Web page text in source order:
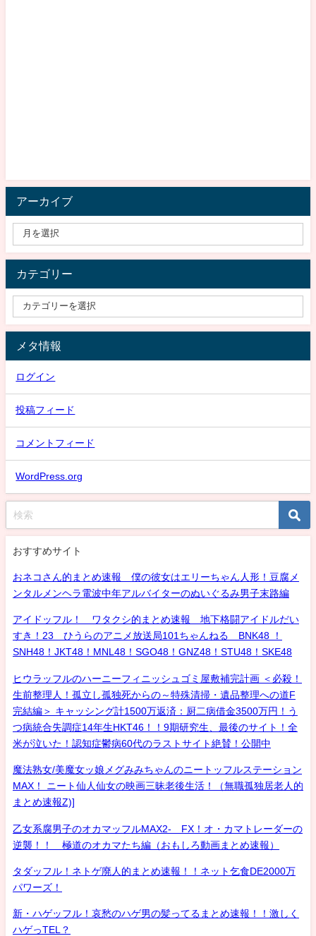
アーカイブ
カテゴリー
メタ情報
ログイン
投稿フィード
コメントフィード
WordPress.org
おすすめサイト
おネコさん的まとめ速報 僕の彼女はエリーちゃん人形！豆腐メ
ンタルメンヘラ電波中年アルバイターのぬいぐるみ男子末路編
アイドッフル！ ワタクシ的まとめ速報 地下格闘アイドルだい
すき！23 ひうらのアニメ放送局101ちゃんねる BNK48 ！
SNH48！JKT48！MNL48！SGO48！GNZ48！STU48！SKE48
ヒウラッフルのハーニーフィニッシュゴミ屋敷補完計画 ＜必殺！
生前整理人！孤立し孤独死からの～特殊清掃・遺品整理への道F
完結編＞ キャッシング計1500万返済：厨二病借金3500万円！う
つ病統合失調症14年生HKT46！！9期研究生、最後のサイト！全
米が泣いた！認知症鬱病60代のラストサイト絶賛！公開中
魔法熟女/美魔女ッ娘メグみみちゃんのニートッフルステーション
MAX！ ニート仙人仙女の映画三昧老後生活！（無職孤独居老人的
まとめ速報Z)]
乙女系腐男子のオカマッフルMAX2- FX！オ・カマトレーダーの
逆襲！！ 極道のオカマたち編（おもしろ動画まとめ速報）
タダッフル！ネトゲ廃人的まとめ速報！！ネット乞食DE2000万
パワーズ！
新・ハゲッフル！哀愁のハゲ男の髪ってるまとめ速報！！激しく
ハゲっTEL？